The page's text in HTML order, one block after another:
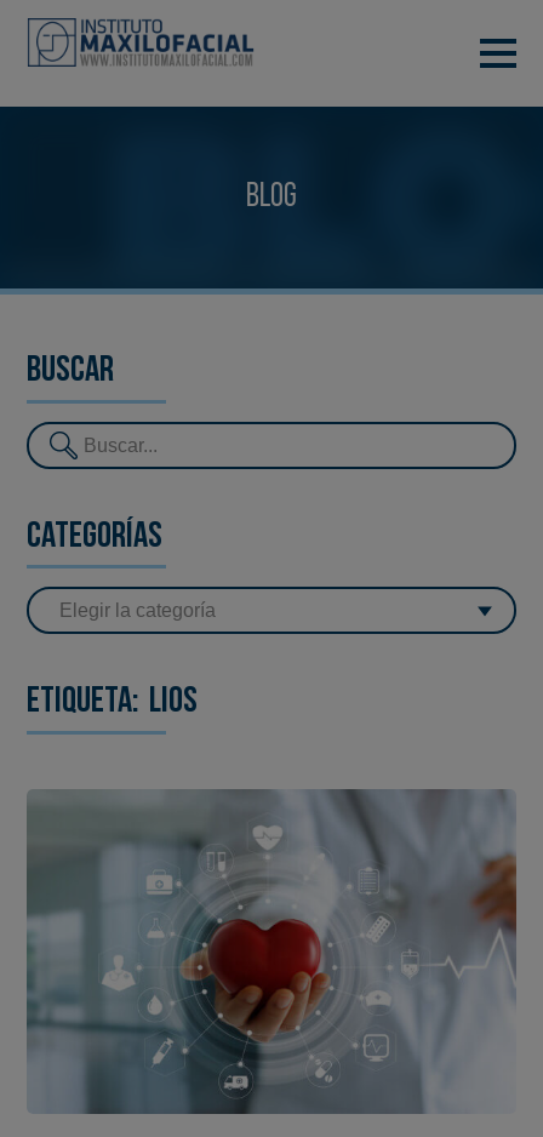
Blog
Buscar
Categorías
Etiqueta: LIOS